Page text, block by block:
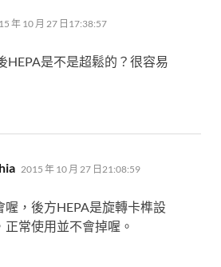
年 10 月 27 日17:38:57
HEPA是不是超鬆的？很容易
表
示:
2015 年 10 月 27 日21:08:59
喔，後方HEPA是旋轉卡榫設
正常使用並不會掉喔。